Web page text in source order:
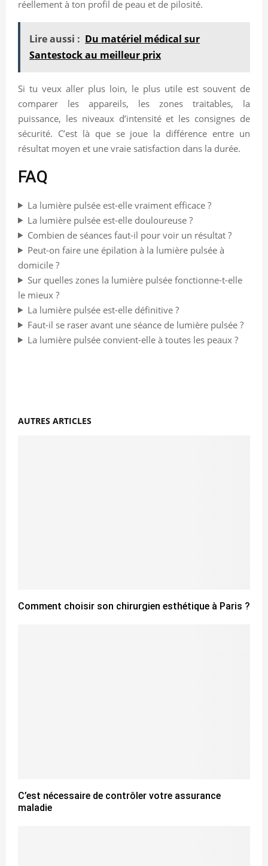
réellement à ton profil de peau et de pilosité.
Lire aussi : Du matériel médical sur
Santestock au meilleur prix
Si tu veux aller plus loin, le plus utile est souvent de
comparer les appareils, les zones traitables, la
puissance, les niveaux d’intensité et les consignes de
sécurité. C’est là que se joue la différence entre un
résultat moyen et une vraie satisfaction dans la durée.
FAQ
La lumière pulsée est-elle vraiment efficace ?
La lumière pulsée est-elle douloureuse ?
Combien de séances faut-il pour voir un résultat ?
Peut-on faire une épilation à la lumière pulsée à
domicile ?
Sur quelles zones la lumière pulsée fonctionne-t-elle
le mieux ?
La lumière pulsée est-elle définitive ?
Faut-il se raser avant une séance de lumière pulsée ?
La lumière pulsée convient-elle à toutes les peaux ?
AUTRES ARTICLES
Comment choisir son chirurgien esthétique à Paris ?
C’est nécessaire de contrôler votre assurance
maladie